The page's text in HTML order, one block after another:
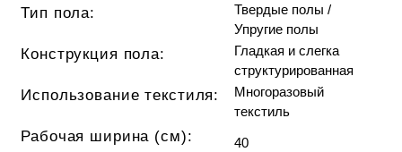
Тип пола:
Твердые полы /
Упругие полы
Конструкция пола:
Гладкая и слегка
структурированная
Использование текстиля:
Многоразовый
текстиль
Рабочая ширина (см): 40